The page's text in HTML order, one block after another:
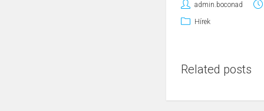
admin.boconad
Hírek
Related posts